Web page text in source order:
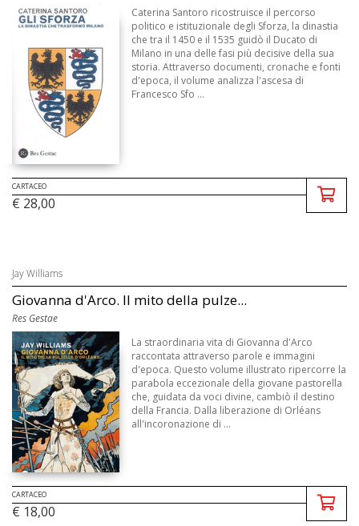
Caterina Santoro ricostruisce il percorso
politico e istituzionale degli Sforza, la dinastia
che tra il 1450 e il 1535 guidò il Ducato di
Milano in una delle fasi più decisive della sua
storia. Attraverso documenti, cronache e fonti
d'epoca, il volume analizza l'ascesa di
Francesco Sfo ...
CARTACEO
€ 28,00
Jay Williams
Giovanna d'Arco. Il mito della pulze...
Res Gestae
La straordinaria vita di Giovanna d'Arco
raccontata attraverso parole e immagini
d'epoca. Questo volume illustrato ripercorre la
parabola eccezionale della giovane pastorella
che, guidata da voci divine, cambiò il destino
della Francia. Dalla liberazione di Orléans
all'incoronazione di ...
CARTACEO
€ 18,00